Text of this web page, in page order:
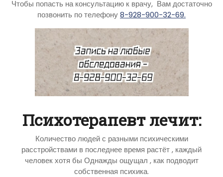
Чтобы попасть на консультацию к врачу, Вам достаточно
позвонить по телефону8-928-900-32-69.
Психотерапевт лечит:
Количество людей с разными психическими
расстройствами в последнее время растёт , каждый
человек хотя бы Однажды ощущал , как подводит
собственная психика.